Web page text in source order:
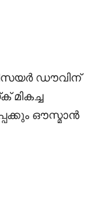
ഡൗവിന്
മികച്ച
ഔസ്മാൻ